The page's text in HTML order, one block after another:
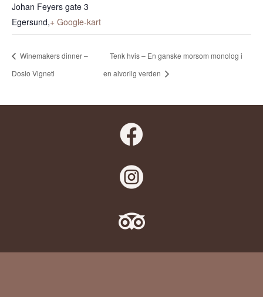
Johan Feyers gate 3
Egersund,+ Google-kart
Winemakers dinner –
Dosio Vigneti
Tenk hvis – En ganske morsom monolog i
en alvorlig verden


